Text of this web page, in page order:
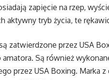
zapięcie na rzep,
aktywny tryb życia, te
zatwierdzone przez USA
Są również
przez USA Boxing. Marka